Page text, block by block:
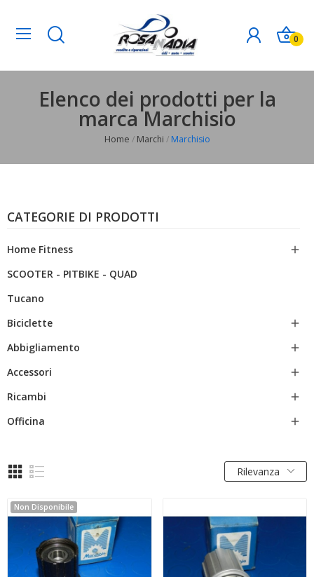
0
Elenco dei prodotti per la
marca Marchisio
Home Marchi Marchisio
CATEGORIE DI PRODOTTI
Home Fitness 
SCOOTER - PITBIKE - QUAD
Tucano
Biciclette

Abbigliamento 
Accessori 
Ricambi 
Officina 
Rilevanza
Non Disponibile